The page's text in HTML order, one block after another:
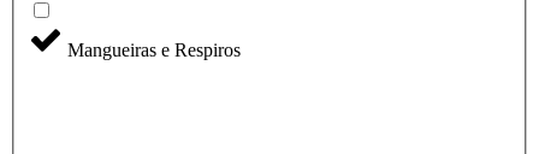
Mangueiras e Respiros